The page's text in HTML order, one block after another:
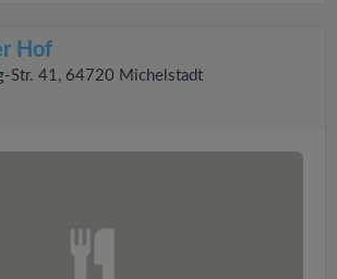
Hof
Str. 41, 64720 Michelstadt